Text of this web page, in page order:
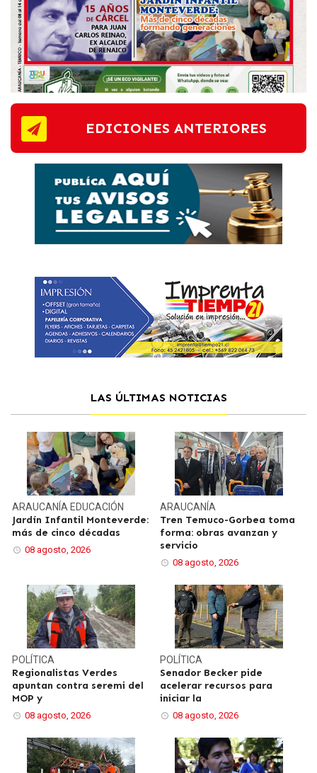
EDICIONES ANTERIORES
LAS ÚLTIMAS NOTICIAS
ARAUCANÍA EDUCACIÓN
Jardín Infantil Monteverde:
más de cinco décadas
08 agosto, 2026
ARAUCANÍA
Tren Temuco-Gorbea toma
forma: obras avanzan y
servicio
08 agosto, 2026
POLÍTICA
Regionalistas Verdes
apuntan contra seremi del
MOP y
08 agosto, 2026
POLÍTICA
Senador Becker pide
acelerar recursos para
iniciar la
08 agosto, 2026